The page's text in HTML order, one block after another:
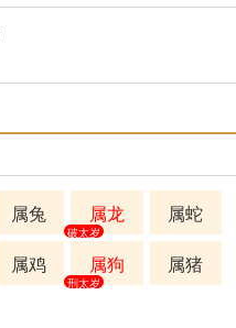
属兔 属龙
破太岁
属蛇
属鸡 属狗
刑太岁
属猪